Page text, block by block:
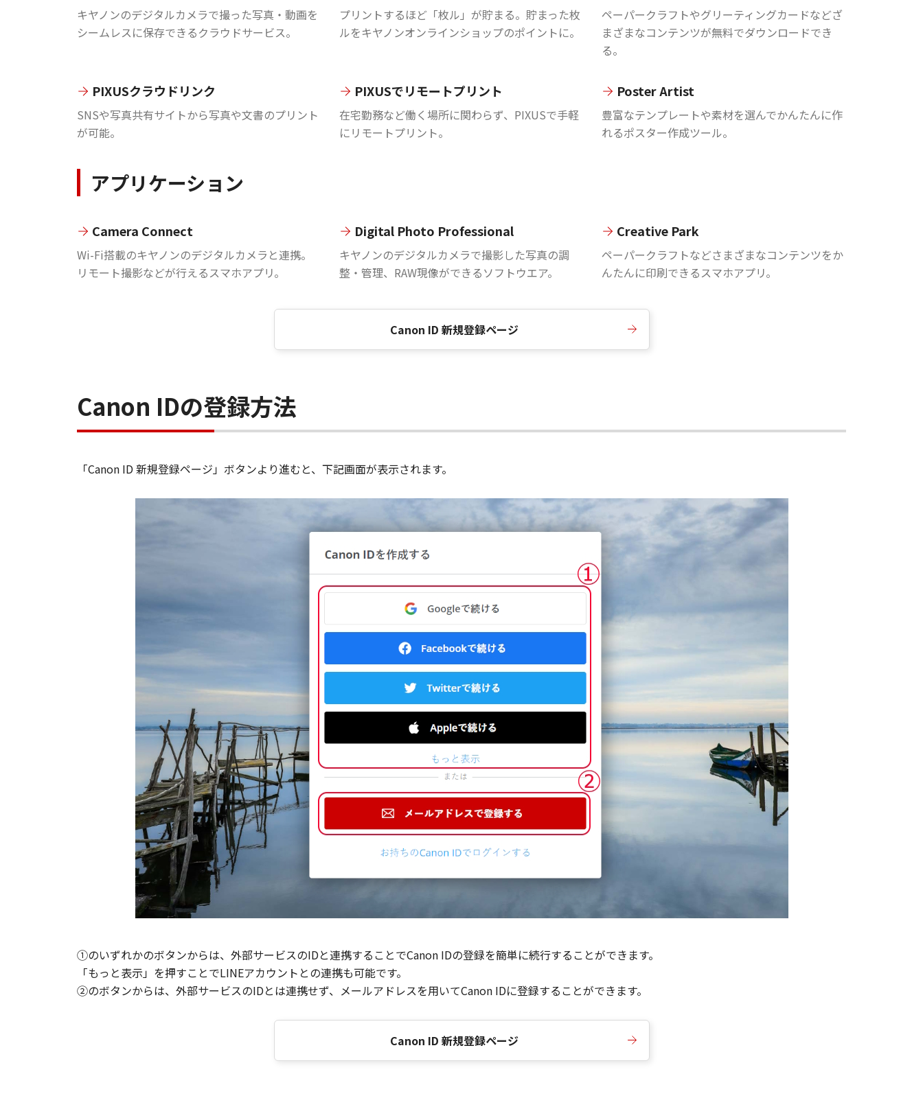
キヤノンのデジタルカメラで撮った写真・動画を
シームレスに保存できるクラウドサービス。
プリントするほど「枚ル」が貯まる。貯まった枚
ルをキヤノンオンラインショップのポイントに。
ペーパークラフトやグリーティングカードなどざ
まざまなコンテンツが無料でダウンロードでき
る。
PIXUSクラウドリンク
SNSや写真共有サイトから写真や文書のプリント
が可能。
PIXUSでリモートプリント
在宅勤務など働く場所に関わらず、PIXUSで手軽
にリモートプリント。
Poster Artist
豊富なテンプレートや素材を選んでかんたんに作
れるポスター作成ツール。
アプリケーション
Camera Connect
Wi-Fi搭載のキヤノンのデジタルカメラと連携。
リモート撮影などが行えるスマホアプリ。
Digital Photo Professional
キヤノンのデジタルカメラで撮影した写真の調
整・管理、RAW現像ができるソフトウエア。
Creative Park
ペーパークラフトなどさまざまなコンテンツをか
んたんに印刷できるスマホアプリ。
Canon ID 新規登録ページ
Canon IDの登録方法
「Canon ID 新規登録ページ」ボタンより進むと、下記画面が表示されます。
①のいずれかのボタンからは、外部サービスのIDと連携することでCanon IDの登録を簡単に続行することができます。
「もっと表示」を押すことでLINEアカウントとの連携も可能です。
②のボタンからは、外部サービスのIDとは連携せず、メールアドレスを用いてCanon IDに登録することができます。
Canon ID 新規登録ページ